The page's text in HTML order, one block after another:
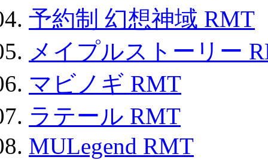
予約制 幻想神域 RMT
メイプルストーリー
マビノギ RMT
ラテール RMT
MULegend RMT